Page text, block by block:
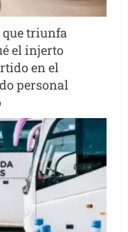
que triunfa
el injerto
en el
personal